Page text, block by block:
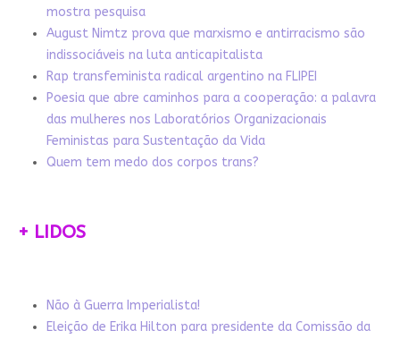
mostra pesquisa
August Nimtz prova que marxismo e antirracismo são
indissociáveis na luta anticapitalista
Rap transfeminista radical argentino na FLIPEI
Poesia que abre caminhos para a cooperação: a palavra
das mulheres nos Laboratórios Organizacionais
Feministas para Sustentação da Vida
Quem tem medo dos corpos trans?
+ LIDOS
Não à Guerra Imperialista!
Eleição de Erika Hilton para presidente da Comissão da